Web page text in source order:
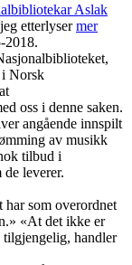
Aslak
etterlysermer
2018.
i Norsk
oss i denne saken.
angående innspilt
av musikk
tilbud i
de leverer.
som overordnet
«At det ikke er
handler